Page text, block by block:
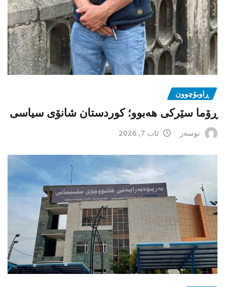
ڕاوبۆچوون
ڕۆما سێرکی هەبوو؛ کوردستان شانۆی سیاسی
نوسەر ئاب 7, 2026